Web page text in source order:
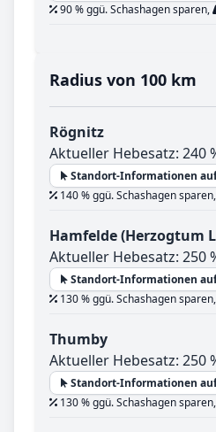
90 % ggü. Schashagen sparen,
Radius von 100 km
Rögnitz
Aktueller Hebesatz: 240
Standort-Informationen
140 % ggü. Schashagen sparen,
Hamfelde (Herzogtum
Aktueller Hebesatz: 250
Standort-Informationen
130 % ggü. Schashagen sparen,
Thumby
Aktueller Hebesatz: 250
Standort-Informationen
130 % ggü. Schashagen sparen,